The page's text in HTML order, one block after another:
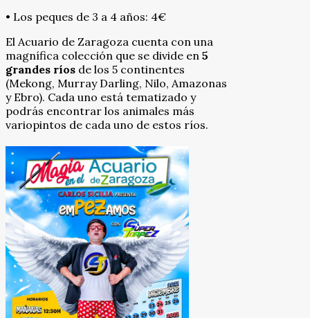
• Los peques de 3 a 4 años: 4€
El Acuario de Zaragoza cuenta con una
magnífica colección que se divide en 5
grandes ríos de los 5 continentes
(Mekong, Murray Darling, Nilo, Amazonas
y Ebro). Cada uno está tematizado y
podrás encontrar los animales más
variopintos de cada uno de estos ríos.